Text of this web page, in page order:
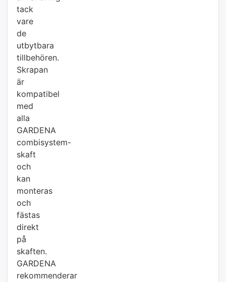
tack
vare
de
utbytbara
tillbehören.
Skrapan
är
kompatibel
med
alla
GARDENA
combisystem-
skaft
och
kan
monteras
och
fästas
direkt
på
skaften.
GARDENA
rekommenderar